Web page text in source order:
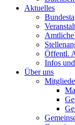
Aktuelles
Amtliche
Öffentl.
Infos
Über uns